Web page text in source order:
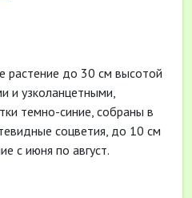
растение до 30 см высотой
и узколанцетными,
темно-синие, собраны в
соцветия, до 10 см
с июня по август.